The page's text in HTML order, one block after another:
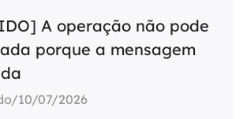
A operação não pode
porque a mensagem
10/07/2026